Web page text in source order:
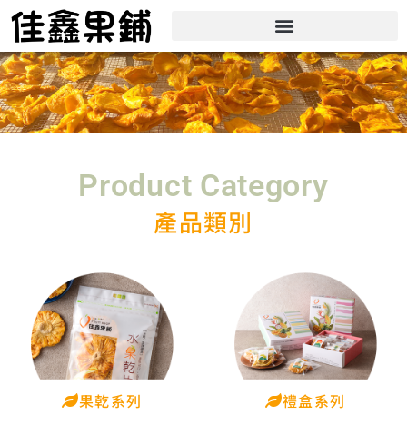
Product Category
產品類別
果乾系列 禮盒系列